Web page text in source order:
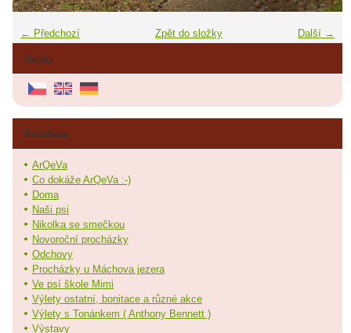
← Předchozí Další →
Zpět do složky
Jazyky
Fotoalbum
ArQeVa
Co dokáže ArQeVa :-)
Doma
Naši psi
Nikolka se smečkou
Novoroční procházky
Odchovy
Procházky u Máchova jezera
Ve psí škole Mimi
Výlety ostatní, bonitace a různé akce
Výlety s Tonánkem ( Anthony Bennett )
Výstavy